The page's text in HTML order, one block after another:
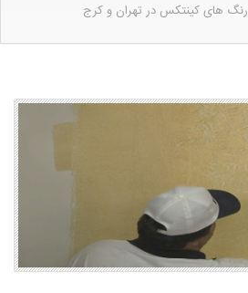
رنگ های کینتکس در تهران و کرج